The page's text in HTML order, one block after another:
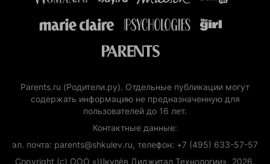
Parents.ru (Родители.ру). Отдельные публикации могут
содержать информацию не предназначенную для
пользователей до 16 лет.
Контактные данные:
эл. почта: parents@shkulev.ru, телефон: +7 (495) 633-57-57
Copyright (с) ООО «Шкулёв Диджитал Технологии», 2026.